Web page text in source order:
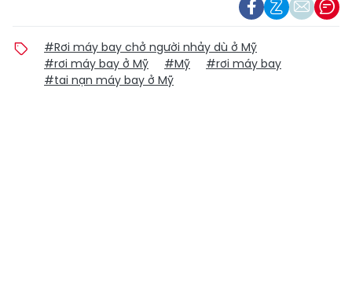
#Rơi máy bay chở người nhảy dù ở Mỹ
#rơi máy bay ở Mỹ
#Mỹ
#rơi máy bay
#tai nạn máy bay ở Mỹ